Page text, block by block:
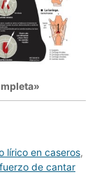
lírico en caseros,
de cantar